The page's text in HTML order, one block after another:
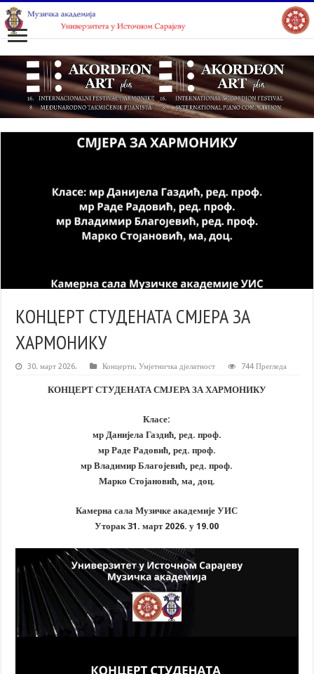
КОНЦЕРТ СТУДЕНАТА СМЈЕРА ЗА
ХАРМОНИКУ
30. март 2026. Концерти,Умјетничка дјелатност 744 Прегледа
КОНЦЕРТ СТУДЕНАТА СМЈЕРА ЗА ХАРМОНИКУ
Класе:
мр Данијела Газдић, ред. проф.
мр Раде Радовић, ред. проф.
мр Владимир Благојевић, ред. проф.
Марко Стојановић, ма, доц.
Камерна сала Музичке академије УИС
Уторак 31. март 2026. у 19.00